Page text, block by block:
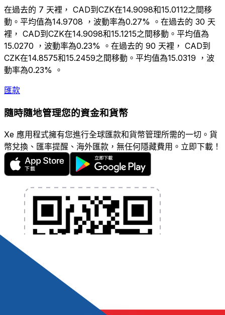
在過去的 7 天裡， CAD到CZK在14.9098和15.0112之間移
動。平均值為14.9708 ，波動率為0.27% 。在過去的 30 天
裡， CAD到CZK在14.9098和15.1215之間移動。平均值為
15.0270 ，波動率為0.23% 。在過去的 90 天裡， CAD到
CZK在14.8575和15.2459之間移動。平均值為15.0319 ，波
動率為0.23% 。
匯款
隨時隨地管理您的資金和貨幣
Xe 應用程式擁有您進行全球匯款和貨幣管理所需的一切。貨
幣兌換、匯率提醒、海外匯款，無任何隱藏費用。立即下載！